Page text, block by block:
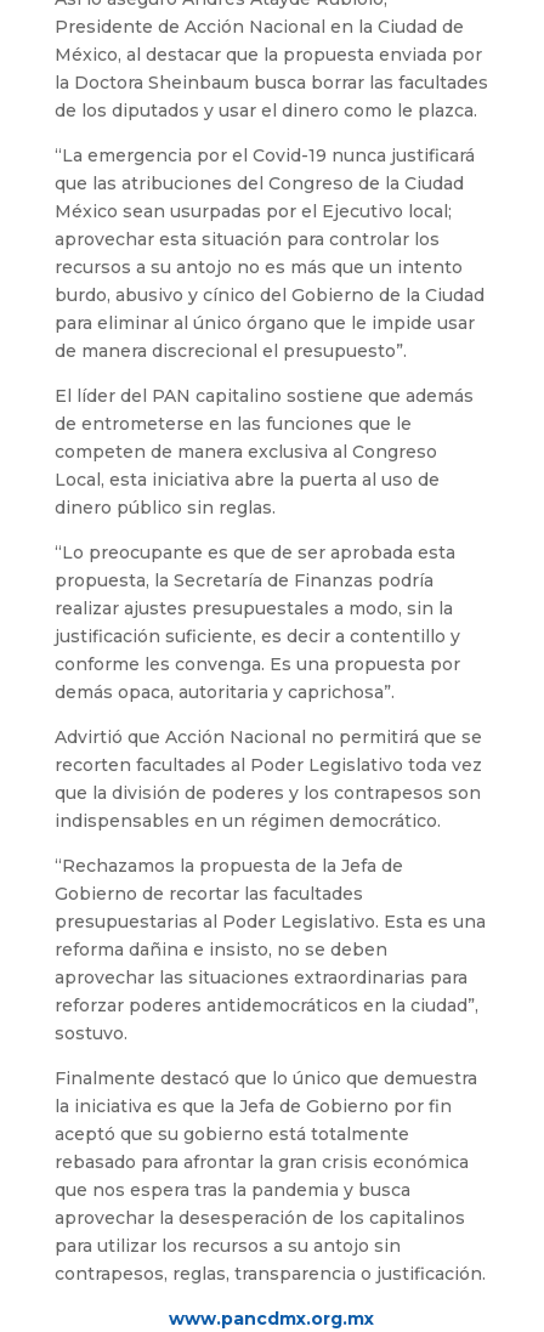
Presidente de Acción Nacional en la Ciudad de
México, al destacar que la propuesta enviada por
la Doctora Sheinbaum busca borrar las facultades
de los diputados y usar el dinero como le plazca.
“La emergencia por el Covid-19 nunca justificará
que las atribuciones del Congreso de la Ciudad
México sean usurpadas por el Ejecutivo local;
aprovechar esta situación para controlar los
recursos a su antojo no es más que un intento
burdo, abusivo y cínico del Gobierno de la Ciudad
para eliminar al único órgano que le impide usar
de manera discrecional el presupuesto”.
El líder del PAN capitalino sostiene que además
de entrometerse en las funciones que le
competen de manera exclusiva al Congreso
Local, esta iniciativa abre la puerta al uso de
dinero público sin reglas.
“Lo preocupante es que de ser aprobada esta
propuesta, la Secretaría de Finanzas podría
realizar ajustes presupuestales a modo, sin la
justificación suficiente, es decir a contentillo y
conforme les convenga. Es una propuesta por
demás opaca, autoritaria y caprichosa”.
Advirtió que Acción Nacional no permitirá que se
recorten facultades al Poder Legislativo toda vez
que la división de poderes y los contrapesos son
indispensables en un régimen democrático.
“Rechazamos la propuesta de la Jefa de
Gobierno de recortar las facultades
presupuestarias al Poder Legislativo. Esta es una
reforma dañina e insisto, no se deben
aprovechar las situaciones extraordinarias para
reforzar poderes antidemocráticos en la ciudad”,
sostuvo.
Finalmente destacó que lo único que demuestra
la iniciativa es que la Jefa de Gobierno por fin
aceptó que su gobierno está totalmente
rebasado para afrontar la gran crisis económica
que nos espera tras la pandemia y busca
aprovechar la desesperación de los capitalinos
para utilizar los recursos a su antojo sin
contrapesos, reglas, transparencia o justificación.
www.pancdmx.org.mx